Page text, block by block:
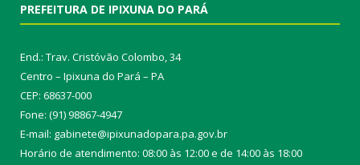
PREFEITURA DE IPIXUNA DO PARÁ
End.: Trav. Cristóvão Colombo, 34
Centro – Ipixuna do Pará – PA
CEP: 68637-000
Fone: (91) 98867-4947
E-mail: gabinete@ipixunadopara.pa.gov.br
Horário de atendimento: 08:00 às 12:00 e de 14:00 às 18:00